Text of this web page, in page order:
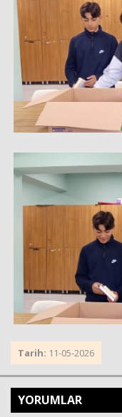
Tarih: 11-05-2026
YORUMLAR